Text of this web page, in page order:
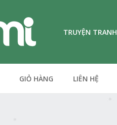
TRUYỆN TRANH
GIỎ HÀNG LIÊN HỆ